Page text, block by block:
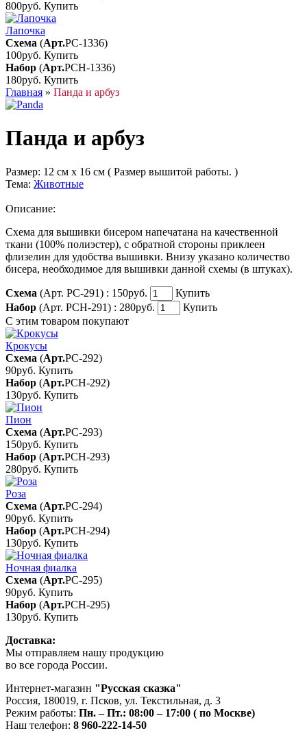
800руб. Купить
Лапочка
Схема (Арт.РС-1336)
100руб. Купить
Набор (Арт.РСН-1336)
180руб. Купить
Главная » Панда и арбуз
Панда и арбуз
Размер: 12 см x 16 см ( Размер вышитой работы. )
Тема: Животные
Описание:
Схема для вышивки бисером напечатана на качественной
ткани (100% полиэстер), с обратной стороны приклеен
флизелин для удобства вышивки. Внизу указано количество
бисера, необходимое для вышивки данной схемы (в штуках).
Схема (Арт. РС-291) : 150руб.
Купить
Набор (Арт. РСН-291) : 280руб.
Купить
С этим товаром покупают
Крокусы
Схема (Арт.РС-292)
90руб. Купить
Набор (Арт.РСН-292)
130руб. Купить
Пион
Схема (Арт.РС-293)
150руб. Купить
Набор (Арт.РСН-293)
280руб. Купить
Роза
Схема (Арт.РС-294)
90руб. Купить
Набор (Арт.РСН-294)
130руб. Купить
Ночная фиалка
Схема (Арт.РС-295)
90руб. Купить
Набор (Арт.РСН-295)
130руб. Купить
Доставка:
Мы отправляем нашу продукцию
во все города России.
Интернет-магазин "Русская сказка"
Россия, 180019, г. Псков, ул. Текстильная, д. 3
Режим работы: Пн. – Пт.: 08:00 – 17:00 ( по Москве)
Наш телефон: 8 960-222-14-50